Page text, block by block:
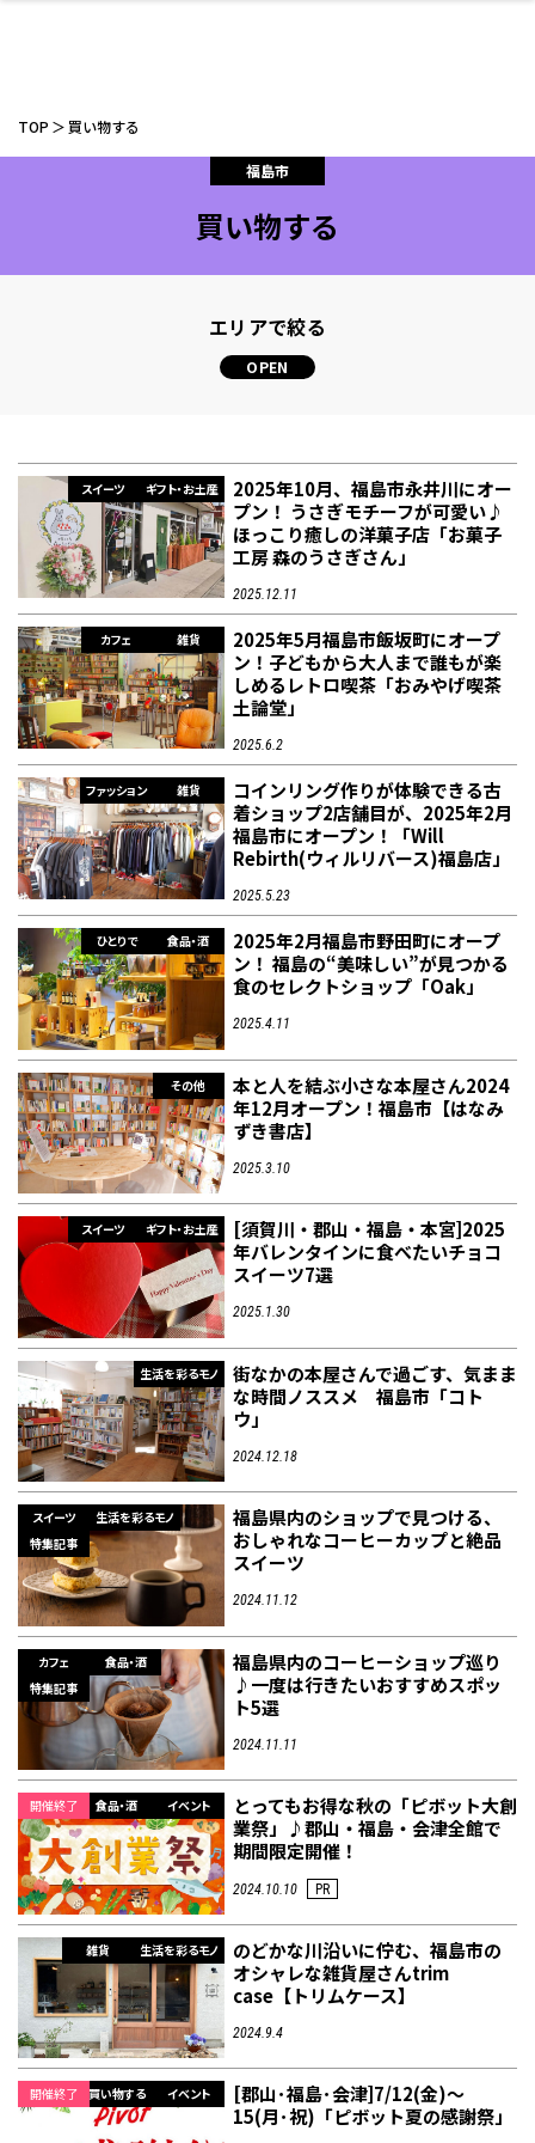
スイーツ
和食 わんぱく 福島ローカルグル
メ
パン アジア・エスニッ
ク
テイクアウト
ランチ
泊まる
温泉 体験 名所
レジャー・スポー
ツ施設
非日常 イベントレポート
その他
ネイルサロン
フィットネス・や
せたい
鍼灸・整体・リラ
クゼーション
まつ毛サロン
脱毛 温活・サウナ 歯列矯正・審美歯
科
その他
雑貨
インテリア 食品・酒 生活を彩るモノ
その他
お金のこと
趣味・スキルアッ
プ
保育園・こども園 子どもの習い事・
塾
幼稚園 教育 ライフイベント
その他
新築体験談
TOP 買い物する
福島市
買い物する
エリアで絞る
スイーツ ギフト・お土産
2025年10月、福島市永井川にオー
プン！ うさぎモチーフが可愛い♪
ほっこり癒しの洋菓子店「お菓子
工房 森のうさぎさん」
2025.12.11
カフェ 雑貨
2025年5月福島市飯坂町にオープ
ン！子どもから大人まで誰もが楽
しめるレトロ喫茶「おみやげ喫茶
土論堂」
2025.6.2
ファッション 雑貨
コインリング作りが体験できる古
着ショップ2店舗目が、2025年2月
福島市にオープン！「Will
Rebirth(ウィルリバース)福島店」
2025.5.23
ひとりで 食品・酒
2025年2月福島市野田町にオープ
ン！ 福島の“美味しい”が見つかる
食のセレクトショップ「Oak」
2025.4.11
その他
本と人を結ぶ小さな本屋さん2024
年12月オープン！福島市【はなみ
ずき書店】
2025.3.10
スイーツ ギフト・お土産
[須賀川・郡山・福島・本宮]2025
年バレンタインに食べたいチョコ
スイーツ7選
2025.1.30
生活を彩るモノ
街なかの本屋さんで過ごす、気まま
な時間ノススメ 福島市「コト
ウ」
2024.12.18
スイーツ
生活を彩るモノ
特集記事
福島県内のショップで見つける、
おしゃれなコーヒーカップと絶品
スイーツ
2024.11.12
カフェ
食品・酒
特集記事
福島県内のコーヒーショップ巡り
♪一度は行きたいおすすめスポッ
ト5選
2024.11.11
食品・酒 イベント
開催終了
とってもお得な秋の「ピボット大創
業祭」♪郡山・福島・会津全館で
期間限定開催！
2024.10.10 PR
雑貨 生活を彩るモノ
のどかな川沿いに佇む、福島市の
オシャレな雑貨屋さんtrim
case【トリムケース】
2024.9.4
買い物する イベント
開催終了
[郡山･福島･会津]7/12(金)～
15(月･祝)「ピボット夏の感謝祭」